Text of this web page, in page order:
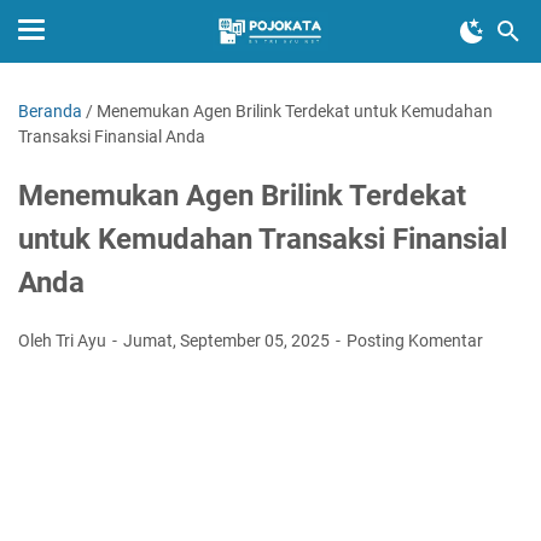
Beranda / Menemukan Agen Brilink Terdekat untuk Kemudahan
Transaksi Finansial Anda
Menemukan Agen Brilink Terdekat
untuk Kemudahan Transaksi Finansial
Anda
Oleh Tri Ayu Jumat, September 05, 2025 Posting Komentar